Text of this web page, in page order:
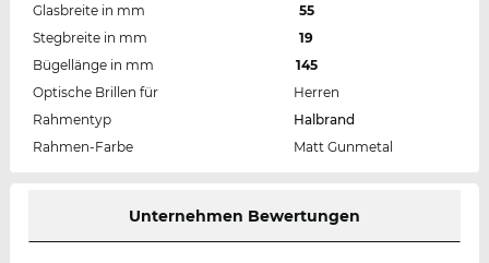
Glasbreite in mm
55
Stegbreite in mm
19
Bügellänge in mm
145
Optische Brillen für
Herren
Rahmentyp
Halbrand
Rahmen-Farbe
Matt Gunmetal
Unternehmen Bewertungen